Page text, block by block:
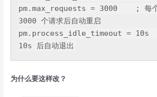
pm.max_requests = 3000
3000 个请求后自动重启
pm.process_idle_timeout = 10
10
为什么要这样改？